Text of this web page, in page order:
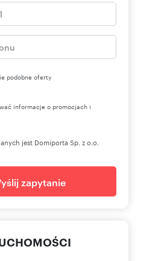
podobne oferty
informacje o promocjach i
jest Domiporta Sp. z o.o.
zapytanie